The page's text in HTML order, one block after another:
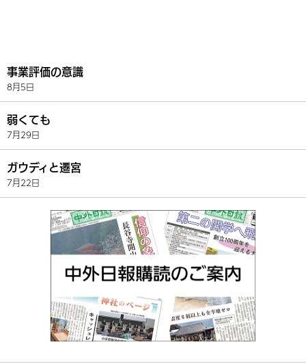
事業評価の意識
8月5日
弱くても
7月29日
ガウディと遷宮
7月22日